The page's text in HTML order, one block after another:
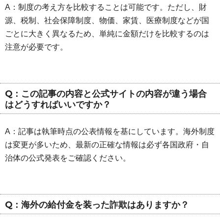
A：制度の考え方を比較することは可能です。ただし、財
源、税制、社会保障制度、物価、家賃、医療制度などが国
ごとに大きく異なるため、単純に金額だけを比較するのは
注意が必要です。
Q：この記事の内容と公式サイトの内容が違う場合
はどうすればいいですか？
A：記事は執筆時点の公表情報を基にしています。海外制度
は変更が多いため、最新の正確な情報は必ず各国政府・自
治体の公式発表をご確認ください。
Q：海外の給付金を装った詐欺はありますか？